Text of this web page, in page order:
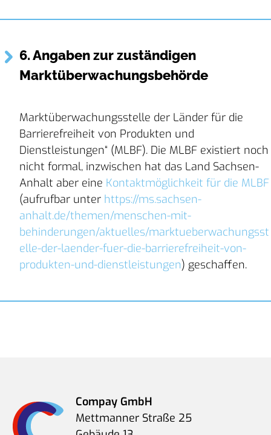
6. Angaben zur zuständigen
Marktüberwachungsbehörde
Marktüberwachungsstelle der Länder für die
Barrierefreiheit von Produkten und
Dienstleistungen“ (MLBF). Die MLBF existiert noch
nicht formal, inzwischen hat das Land Sachsen-
Anhalt aber eine Kontaktmöglichkeit für die MLBF
(aufrufbar unter https://ms.sachsen-
anhalt.de/themen/menschen-mit-
behinderungen/aktuelles/marktueberwachungsst
elle-der-laender-fuer-die-barrierefreiheit-von-
produkten-und-dienstleistungen) geschaffen.
Compay GmbH
Mettmanner Straße 25